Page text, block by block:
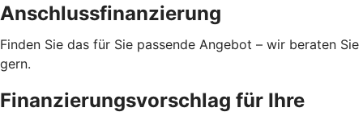
Anschlussfinanzierung
Finden Sie das für Sie passende Angebot – wir beraten Sie
gern.
Finanzierungsvorschlag für Ihre